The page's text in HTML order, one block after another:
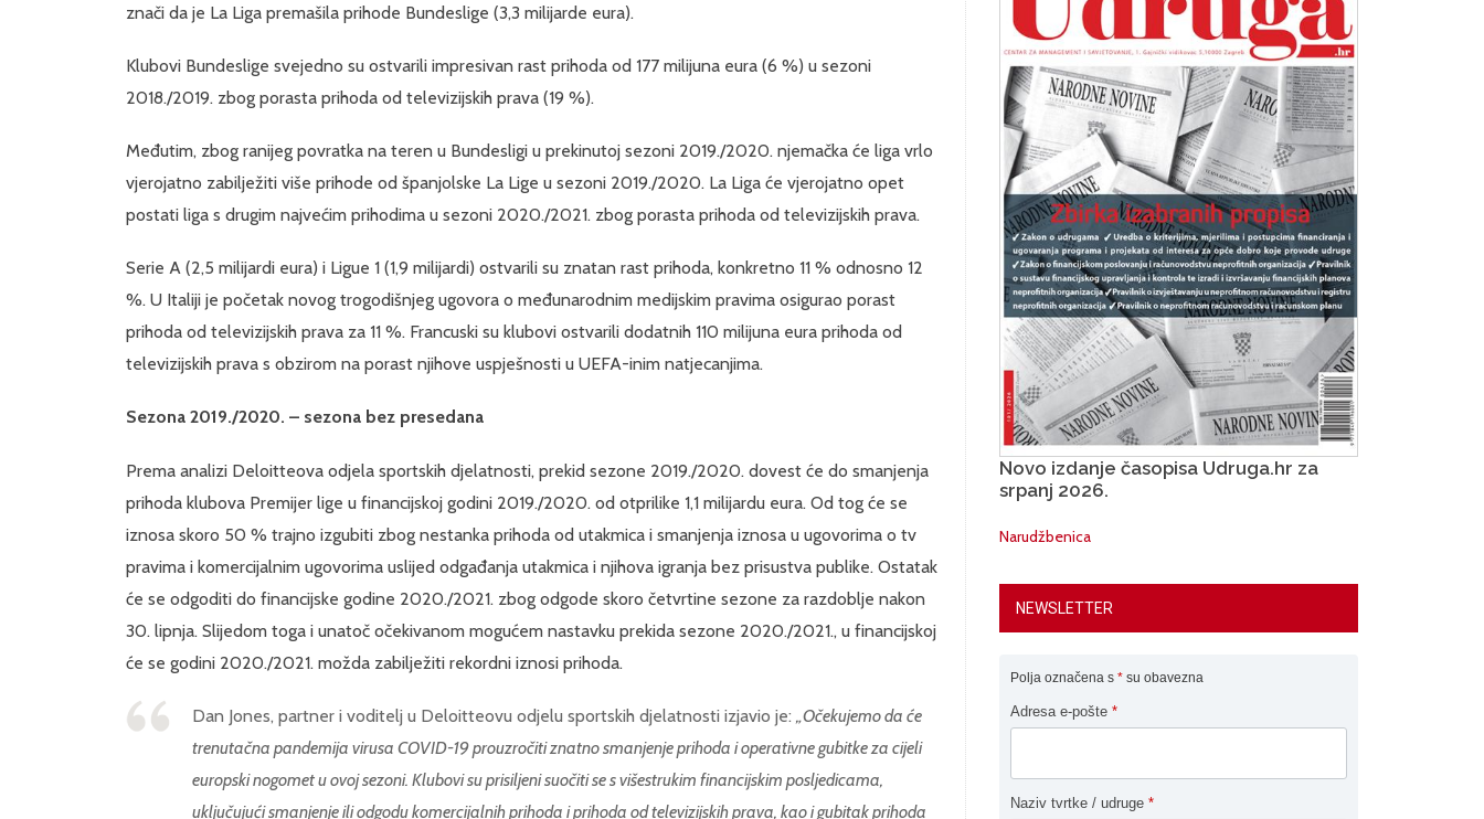
znači da je La Liga premašila prihode Bundeslige (3,3 milijarde eura).
Klubovi Bundeslige svejedno su ostvarili impresivan rast prihoda od 177 milijuna eura (6 %) u sezoni
2018./2019. zbog porasta prihoda od televizijskih prava (19 %).
Međutim, zbog ranijeg povratka na teren u Bundesligi u prekinutoj sezoni 2019./2020. njemačka će liga vrlo
vjerojatno zabilježiti više prihode od španjolske La Lige u sezoni 2019./2020. La Liga će vjerojatno opet
postati liga s drugim najvećim prihodima u sezoni 2020./2021. zbog porasta prihoda od televizijskih prava.
Serie A (2,5 milijardi eura) i Ligue 1 (1,9 milijardi) ostvarili su znatan rast prihoda, konkretno 11 % odnosno 12
%. U Italiji je početak novog trogodišnjeg ugovora o međunarodnim medijskim pravima osigurao porast
prihoda od televizijskih prava za 11 %. Francuski su klubovi ostvarili dodatnih 110 milijuna eura prihoda od
televizijskih prava s obzirom na porast njihove uspješnosti u UEFA-inim natjecanjima.
Sezona 2019./2020. – sezona bez presedana
Prema analizi Deloitteova odjela sportskih djelatnosti, prekid sezone 2019./2020. dovest će do smanjenja
prihoda klubova Premijer lige u financijskoj godini 2019./2020. od otprilike 1,1 milijardu eura. Od tog će se
iznosa skoro 50 % trajno izgubiti zbog nestanka prihoda od utakmica i smanjenja iznosa u ugovorima o tv
pravima i komercijalnim ugovorima uslijed odgađanja utakmica i njihova igranja bez prisustva publike. Ostatak
će se odgoditi do financijske godine 2020./2021. zbog odgode skoro četvrtine sezone za razdoblje nakon
30. lipnja. Slijedom toga i unatoč očekivanom mogućem nastavku prekida sezone 2020./2021., u financijskoj
će se godini 2020./2021. možda zabilježiti rekordni iznosi prihoda.
Dan Jones, partner i voditelj u Deloitteovu odjelu sportskih djelatnosti izjavio je: „Očekujemo da će
trenutačna pandemija virusa COVID-19 prouzročiti znatno smanjenje prihoda i operativne gubitke za cijeli
europski nogomet u ovoj sezoni. Klubovi su prisiljeni suočiti se s višestrukim financijskim posljedicama,
uključujući smanjenje ili odgodu komercijalnih prihoda i prihoda od televizijskih prava, kao i gubitak prihoda
Novo izdanje časopisa Udruga.hr za
srpanj 2026.
Narudžbenica
NEWSLETTER
Polja označena s * su obavezna
Adresa e-pošte *
Naziv tvrtke / udruge *